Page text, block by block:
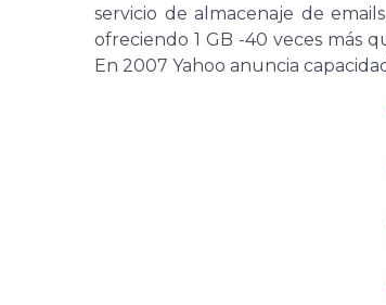
servicio de almacenaje de
ofreciendo 1 GB -40 veces más
En 2007 Yahoo anuncia